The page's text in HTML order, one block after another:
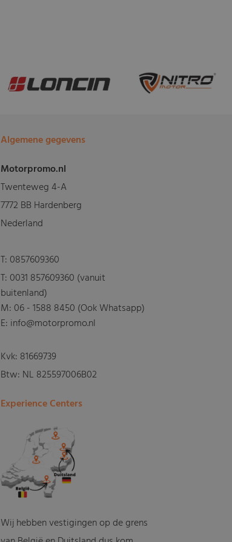
Algemene gegevens
Motorpromo.nl
Twenteweg 4-A
7772 BB Hardenberg
Nederland
T:0857609360
T:0031 857609360 (vanuit
buitenland)
M:06 - 1588 8450 (Ook Whatsapp)
E: info@motorpromo.nl
Kvk: 81669739
Btw: NL 825597006B02
Experience Centers
Wij hebben vestigingen op de grens